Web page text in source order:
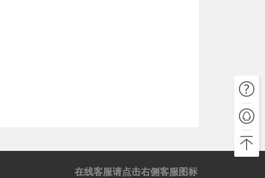
在线客服请点击右侧客服图标